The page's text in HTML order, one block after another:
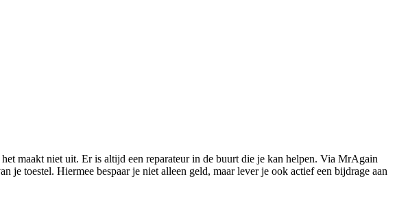
maakt niet uit. Er is altijd een reparateur in de buurt die je kan helpen. Via MrAgain
toestel. Hiermee bespaar je niet alleen geld, maar lever je ook actief een bijdrage aan